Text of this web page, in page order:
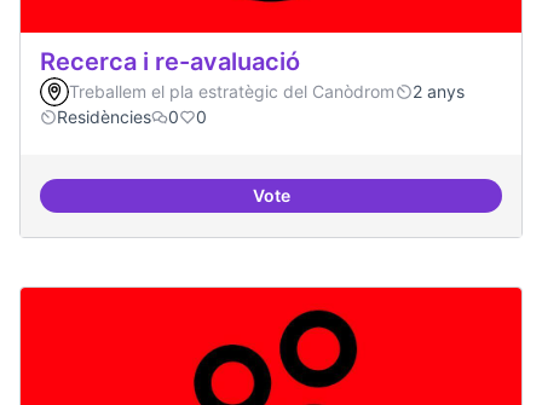
Recerca i re-avaluació
Treballem el pla estratègic del Canòdrom
2 anys
Residències
0 0
VoteRecerca i re-avaluació